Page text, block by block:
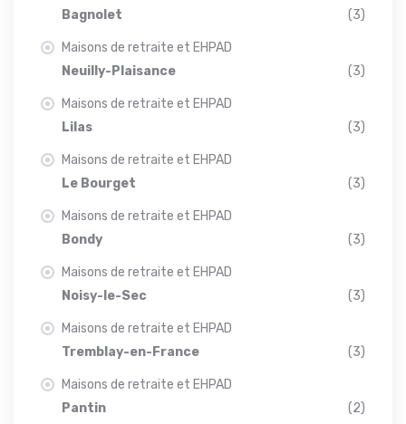
Bagnolet
(3)
Maisons de retraite et EHPAD
Neuilly-Plaisance
(3)
Maisons de retraite et EHPAD
Lilas
(3)
Maisons de retraite et EHPAD
Le Bourget
(3)
Maisons de retraite et EHPAD
Bondy
(3)
Maisons de retraite et EHPAD
Noisy-le-Sec
(3)
Maisons de retraite et EHPAD
Tremblay-en-France
(3)
Maisons de retraite et EHPAD
Pantin
(2)